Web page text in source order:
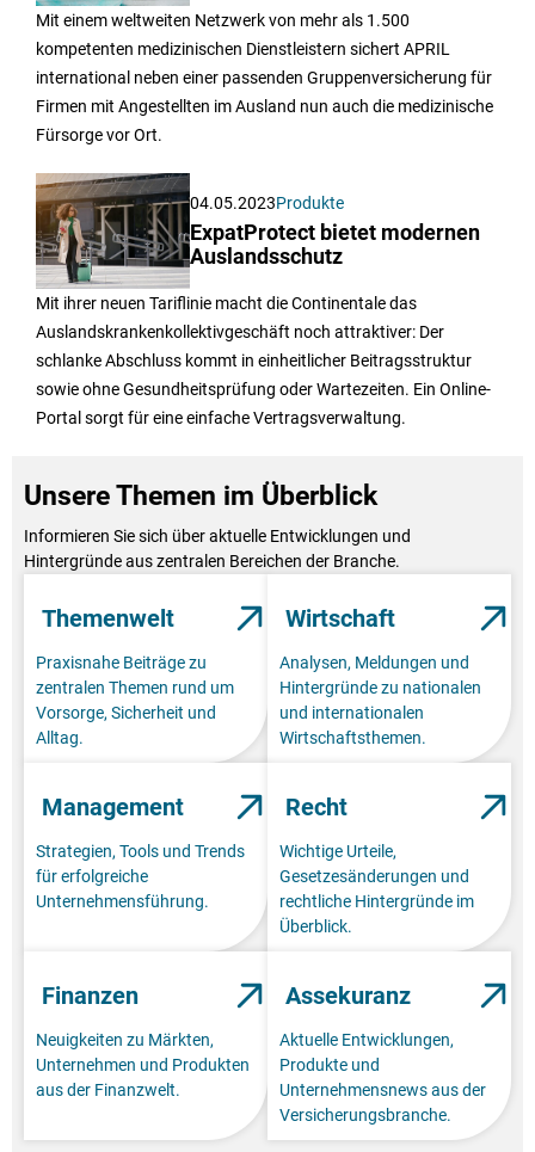
Mit einem weltweiten Netzwerk von mehr als 1.500
kompetenten medizinischen Dienstleistern sichert APRIL
international neben einer passenden Gruppenversicherung für
Firmen mit Angestellten im Ausland nun auch die medizinische
Fürsorge vor Ort.
04.05.2023Produkte
ExpatProtect bietet modernen
Auslandsschutz
Mit ihrer neuen Tariflinie macht die Continentale das
Auslandskrankenkollektivgeschäft noch attraktiver: Der
schlanke Abschluss kommt in einheitlicher Beitragsstruktur
sowie ohne Gesundheitsprüfung oder Wartezeiten. Ein Online-
Portal sorgt für eine einfache Vertragsverwaltung.
Unsere Themen im Überblick
Informieren Sie sich über aktuelle Entwicklungen und
Hintergründe aus zentralen Bereichen der Branche.
Themenwelt
Praxisnahe Beiträge zu
zentralen Themen rund um
Vorsorge, Sicherheit und
Alltag.
Wirtschaft
Analysen, Meldungen und
Hintergründe zu nationalen
und internationalen
Wirtschaftsthemen.
Management
Strategien, Tools und Trends
für erfolgreiche
Unternehmensführung.
Recht
Wichtige Urteile,
Gesetzesänderungen und
rechtliche Hintergründe im
Überblick.
Finanzen
Neuigkeiten zu Märkten,
Unternehmen und Produkten
aus der Finanzwelt.
Assekuranz
Aktuelle Entwicklungen,
Produkte und
Unternehmensnews aus der
Versicherungsbranche.